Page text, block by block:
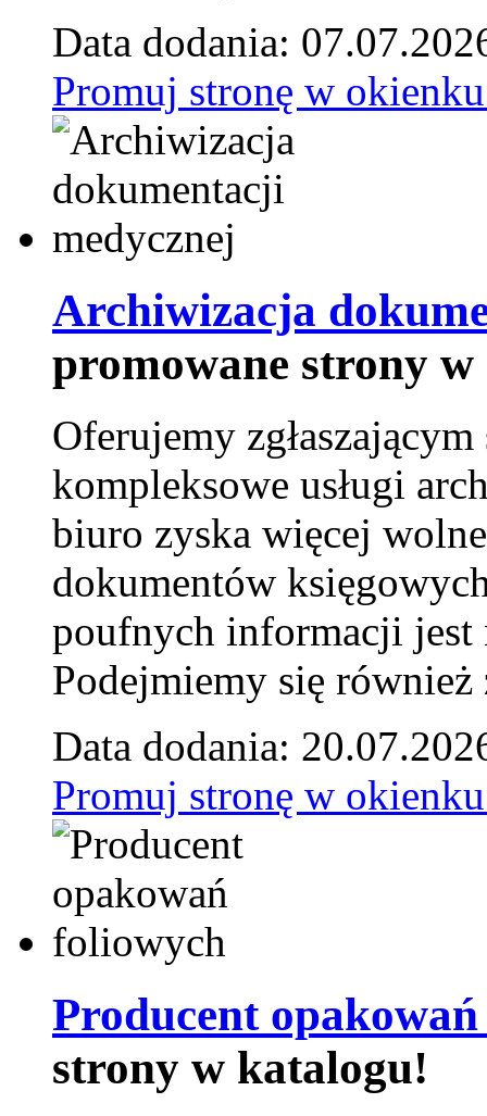
Data dodania:
Promuj stronę w
Archiwizacja
promowane strony
Oferujemy
kompleksowe usługi
biuro zyska więcej
dokumentów
poufnych informacji jest
Podejmiemy się
Data dodania:
Promuj stronę w
Producent
strony w katalogu!